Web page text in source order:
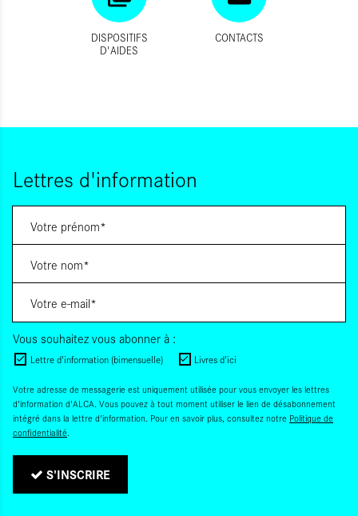
DISPOSITIFS
D'AIDES
CONTACTS
Lettres d'information
Vous souhaitez vous abonner à :
Lettre d'information (bimensuelle) Livres d'ici
Votre adresse de messagerie est uniquement utilisée pour vous envoyer les lettres
d'information d'ALCA. Vous pouvez à tout moment utiliser le lien de désabonnement
intégré dans la lettre d'information. Pour en savoir plus, consultez notre Politique de
confidentialité.
S'INSCRIRE